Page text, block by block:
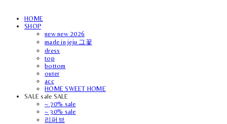
HOME
SHOP
new new 2026
made in jeju 그꽃
dress
top
bottom
outer
acc
HOME SWEET HOME
SALE sale SALE
~ 70% sale
~ 30% sale
리퍼브